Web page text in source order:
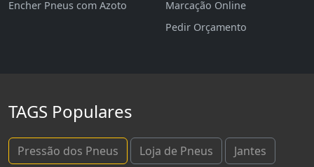
Encher Pneus com Azoto
Marcação Online
Pedir Orçamento
TAGS Populares
Pressão dos Pneus Loja de Pneus Jantes